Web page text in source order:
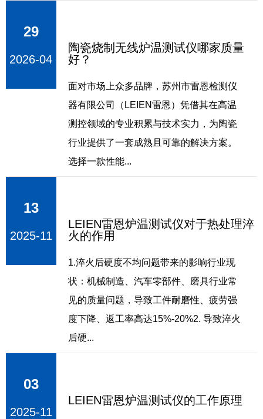
29
2026-04
陶瓷烧制无线炉温测试仪哪家质量
好？
面对市场上众多品牌，苏州市雷恩检测仪
器有限公司（LEIEN雷恩）凭借其在高温
测控领域的专业积累与技术实力，为陶瓷
行业提供了一套成熟且可靠的解决方案。
选择一款性能...
13
2025-11
LEIEN雷恩炉温测试仪对于热处理淬
火的作用
1.淬火后硬度不均问题带来的影响行业现
状：机械制造、汽车零部件、磨具行业常
见的质量问题，导致工件耐磨性、疲劳强
度下降、返工率高达15%-20%2. 导致淬火
后硬...
03
2025-11
LEIEN雷恩炉温测试仪的工作原理